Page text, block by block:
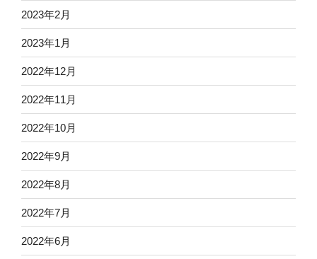
2023年2月
2023年1月
2022年12月
2022年11月
2022年10月
2022年9月
2022年8月
2022年7月
2022年6月